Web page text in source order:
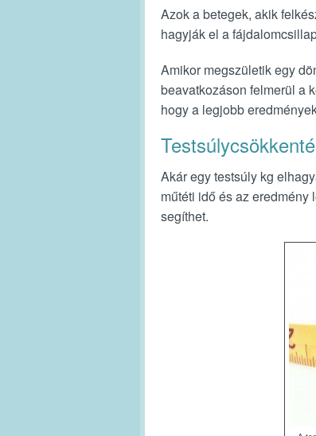
Azok a betegek, akik
hagyják el a
Amikor megszületik egy
beavatkozáson felmerül a
hogy a legjobb
Akár egy testsúly kg
műtéti idő és az
segíthet.